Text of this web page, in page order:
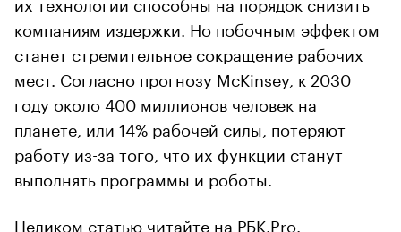
компаниям издержки. Но побочным эффектом
станет стремительное сокращение рабочих
мест. Согласно прогнозу McKinsey, к 2030
году около 400 миллионов человек на
планете, или 14% рабочей силы, потеряют
работу из-за того, что их функции станут
выполнять программы и роботы.
Целиком статью читайте на РБК.Pro.